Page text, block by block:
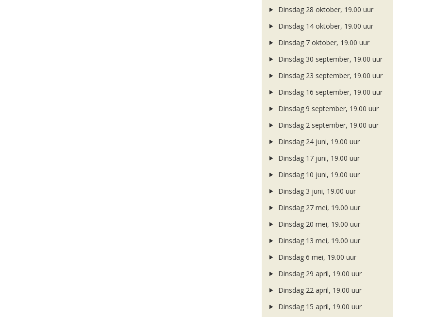
Dinsdag 28 oktober, 19.00 uur
Dinsdag 14 oktober, 19.00 uur
Dinsdag 7 oktober, 19.00 uur
Dinsdag 30 september, 19.00 uur
Dinsdag 23 september, 19.00 uur
Dinsdag 16 september, 19.00 uur
Dinsdag 9 september, 19.00 uur
Dinsdag 2 september, 19.00 uur
Dinsdag 24 juni, 19.00 uur
Dinsdag 17 juni, 19.00 uur
Dinsdag 10 juni, 19.00 uur
Dinsdag 3 juni, 19.00 uur
Dinsdag 27 mei, 19.00 uur
Dinsdag 20 mei, 19.00 uur
Dinsdag 13 mei, 19.00 uur
Dinsdag 6 mei, 19.00 uur
Dinsdag 29 april, 19.00 uur
Dinsdag 22 april, 19.00 uur
Dinsdag 15 april, 19.00 uur